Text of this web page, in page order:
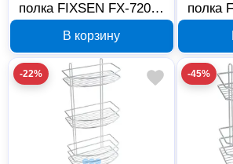
Сантехника
полка FIXSEN FX-720B-
В корзину
полка
-22% -45%